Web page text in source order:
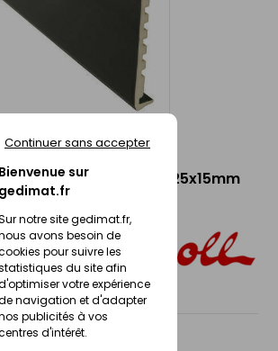
Bienvenue sur
gedimat.fr
notre site gedimat.fr,
avons besoin de
pour suivre les
du site afin
votre expérience
navigation et d'adapter
publicités à vos
d'intérêt.
Continuer sans accepter
anthracite - 225x15mm
en magasin